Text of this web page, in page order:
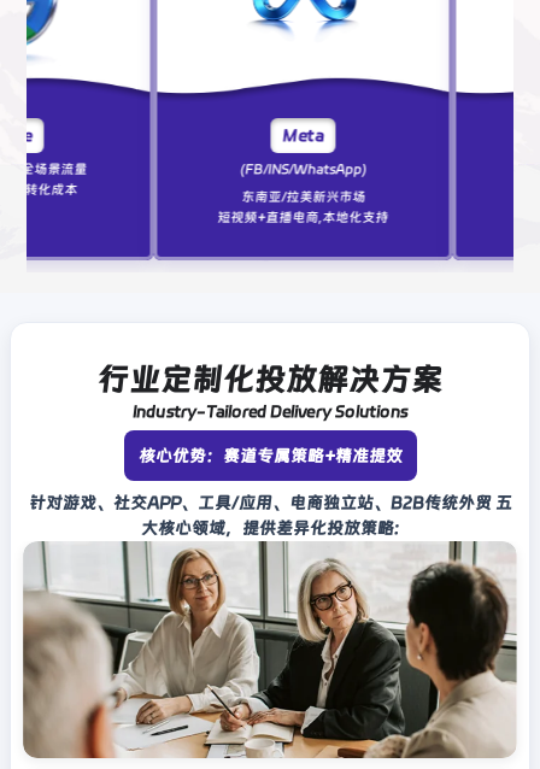
(FB/INS/WhatsApp)
东南亚/拉美新兴市场
短视频+直播电商,本地化支持
行业定制化投放解决方案
Industry-Tailored Delivery Solutions
核心优势：赛道专属策略+精准提效
针对游戏、社交APP、工具/应用、电商独立站、B2B传统外贸 五
大核心领域，提供差异化投放策略: